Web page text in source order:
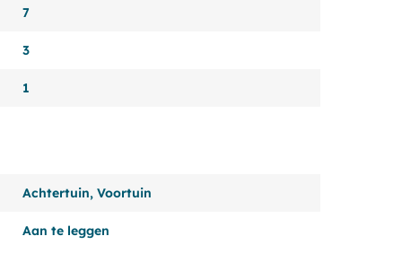
7
3
1
Achtertuin, Voortuin
Aan te leggen